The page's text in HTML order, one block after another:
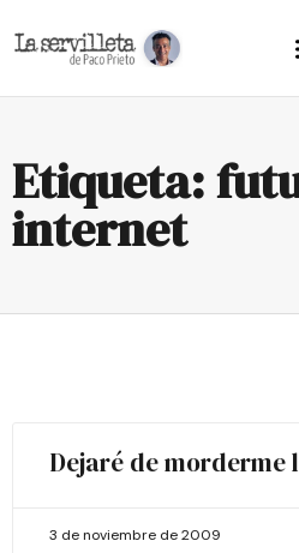
Etiqueta:
internet
Dejaré de morderme
3 de noviembre de 2009